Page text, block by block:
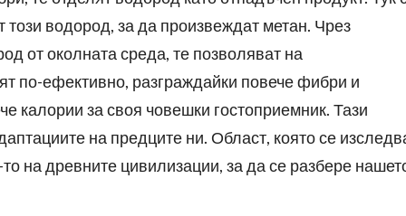
този водород, за да произвеждат метан. Чрез
от околната среда, те позволяват на
по-ефективно, разграждайки повече фибри и
калории за своя човешки гостоприемник. Тази
на предците ни. Област, която се
на древните цивилизации, за да се разбере